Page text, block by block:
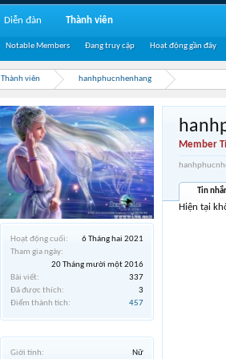
Thành viên hanhphucnhenhang
Hoạt động cuối:
6 Tháng hai 2021
Tham gia ngày:
20 Tháng mười một 2016
Bài viết:
337
Đã được thích:
3
Điểm thành tích:
457
Giới tính:
Nữ
Member
Tin
Hiện tại
Diễn đàn Thành viên
Notable Members Đang truy cập Hoạt động gần đây